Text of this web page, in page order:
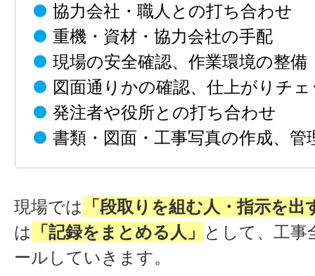
● 協力会社・職人との打ち合わせ
● 重機・資材・協力会社の手配
● 現場の安全確認、作業環境の整備
● 図面通りかの確認、仕上がりチ
● 発注者や役所との打ち合わせ
● 書類・図面・工事写真の作成、管
現場では 「段取りを組む人・指示を出
は 「記録をまとめる人」 として、工
ールしていきます。